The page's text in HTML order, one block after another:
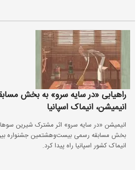
راهیابی «در سایه سرو» به بخش
انیمیشن، انیماک اسپانیا
انیمیشن «در سایه سرو» اثر مشترک شیرین
بخش مسابقه رسمی بیست‌وهشتمین جشنواره
انیماک کشور اسپانیا راه پیدا کرد.